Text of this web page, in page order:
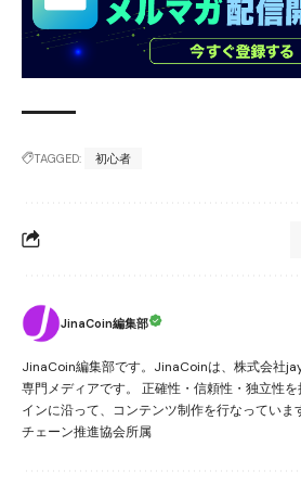
TAGGED: 初心者
JinaCoin編集部
JinaCoin編集部です。JinaCoinは、株式会社
専門メディアです。 正確性・信頼性・独立性
インに沿って、コンテンツ制作を行なっていま
チェーン推進協会所属